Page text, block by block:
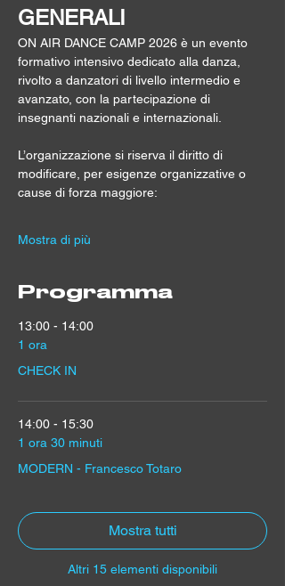
GENERALI
ON AIR DANCE CAMP 2026 è un evento
formativo intensivo dedicato alla danza,
rivolto a danzatori di livello intermedio e
avanzato, con la partecipazione di
insegnanti nazionali e internazionali.
L’organizzazione si riserva il diritto di
modificare, per esigenze organizzative o
cause di forza maggiore:
Mostra di più
Programma
13:00 - 14:00
1 ora
CHECK IN
14:00 - 15:30
1 ora 30 minuti
MODERN - Francesco Totaro
Altri 15 elementi disponibili
Mostra tutti